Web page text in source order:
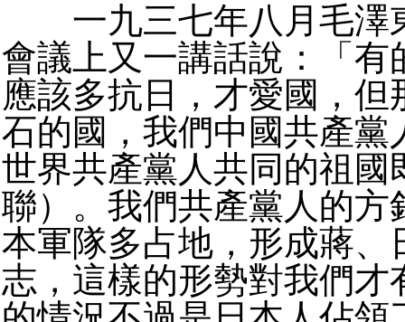
一九三七年八月毛澤
會議上又一講話說：「有
應該多抗日，才愛國，但
石的國，我們中國共產黨
世界共產黨人共同的祖國
聯）。我們共產黨人的方
本軍隊多占地，形成蔣、
志，這樣的形勢對我們才